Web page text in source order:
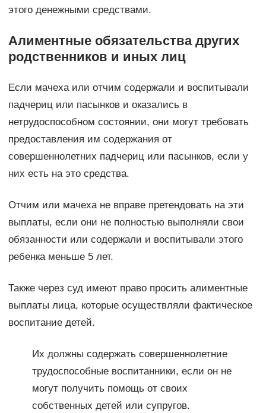
этого денежными средствами.
Алиментные обязательства других
родственников и иных лиц
Если мачеха или отчим содержали и воспитывали
падчериц или пасынков и оказались в
нетрудоспособном состоянии, они могут требовать
предоставления им содержания от
совершеннолетних падчериц или пасынков, если у
них есть на это средства.
Отчим или мачеха не вправе претендовать на эти
выплаты, если они не полностью выполняли свои
обязанности или содержали и воспитывали этого
ребенка меньше 5 лет.
Также через суд имеют право просить алиментные
выплаты лица, которые осуществляли фактическое
воспитание детей.
Их должны содержать совершеннолетние
трудоспособные воспитанники, если он не
могут получить помощь от своих
собственных детей или супругов.